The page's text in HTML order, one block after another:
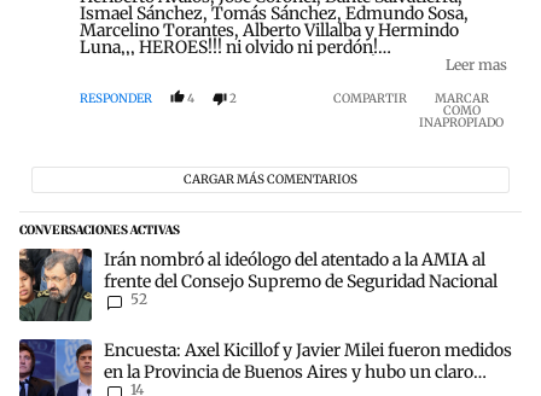
Ismael Sánchez, Tomás Sánchez, Edmundo Sosa,
Marcelino Torantes, Alberto Villalba y Hermindo
Luna,,, HEROES!!! ni olvido ni perdón!
Leer mas
RESPONDER 4 2 COMPARTIR MARCAR
COMO
INAPROPIADO
CARGAR MÁS COMENTARIOS
CONVERSACIONES ACTIVAS
Este listado muestra los artículos con más comentarios en los
Un artículo de tendencia con el título "Irán nombró al ideólogo del
Irán nombró al ideólogo del atentado a la AMIA al
frente del Consejo Supremo de Seguridad Nacional
52
Un artículo de tendencia con el título "Encuesta: Axel Kicillof y
Encuesta: Axel Kicillof y Javier Milei fueron medidos
en la Provincia de Buenos Aires y hubo un claro
14